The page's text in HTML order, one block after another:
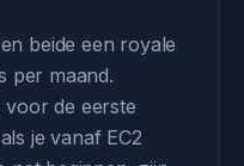
beide een royale
per maand.
voor de eerste
je vanaf EC2